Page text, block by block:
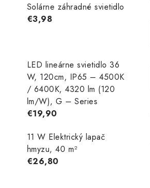
Solárne záhradné svietidlo
€3,98
LED lineárne svietidlo 36
W, 120cm, IP65 – 4500K
/ 6400K, 4320 lm (120
lm/W), G – Series
€19,90
11 W Elektrický lapač
hmyzu, 40 m²
€26,80